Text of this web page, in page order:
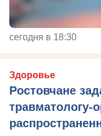
сегодня в 18:30
Здоровье
Ростовчане
травматологу-